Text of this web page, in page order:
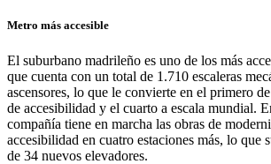
Metro más accesible
El suburbano madrileño es uno de los más
que cuenta con un total de 1.710 escaleras
ascensores, lo que le convierte en el primero
de accesibilidad y el cuarto a escala mundial.
compañía tiene en marcha las obras de
accesibilidad en cuatro estaciones más, lo que
de 34 nuevos elevadores.